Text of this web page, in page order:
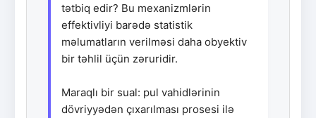
tətbiq edir? Bu mexanizmlərin
effektivliyi barədə statistik
məlumatların verilməsi daha obyektiv
bir təhlil üçün zəruridir.
Maraqlı bir sual: pul vahidlərinin
dövriyyədən çıxarılması prosesi ilə